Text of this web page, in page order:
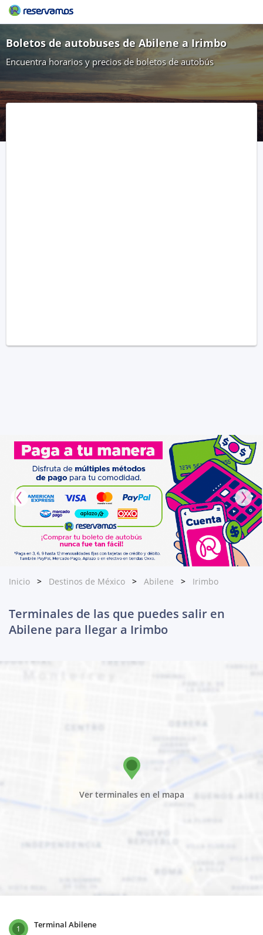
Boletos de autobuses de Abilene a Irimbo
Encuentra horarios y precios de boletos de autobús
Inicio Destinos de México Abilene Irimbo
Terminales de las que puedes salir en
Abilene para llegar a Irimbo
Ver terminales en el mapa
1 Terminal Abilene